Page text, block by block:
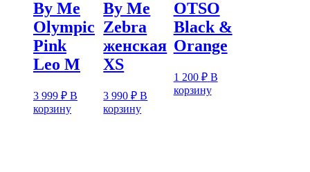
By Me
Olympic
Pink
Leo M
3 999 ₽ В
корзину
By Me
Zebra
женская
XS
3 990₽ В
корзину
OTSO
Black &
Orange
1 200 ₽ В
корзину